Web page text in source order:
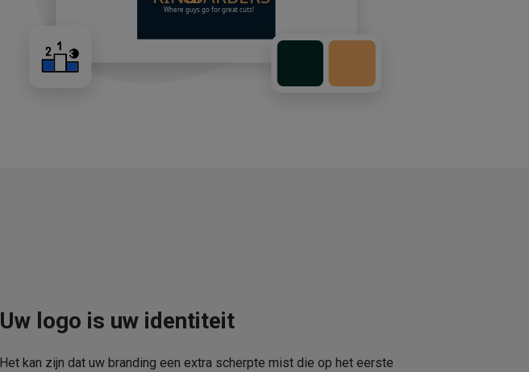
Uw logo is uw identiteit
Het kan zijn dat uw branding een extra scherpte mist die op het eerste